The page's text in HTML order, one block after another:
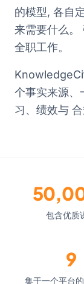
的模型, 各自
来需要什么。
全职工作。
个事实来源
习、绩效与 合
包含优质
9
集于一个平台